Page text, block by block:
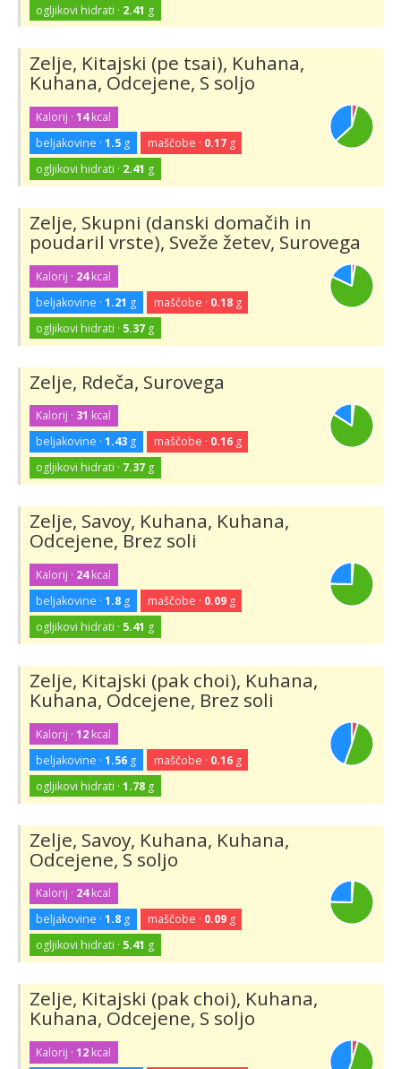
ogljikovi hidrati · 2.41 g
Zelje, Kitajski (pe tsai), Kuhana,
Kuhana, Odcejene, S soljo
Kalorij ·14kcal
beljakovine ·1.5 g maščobe · 0.17g
ogljikovi hidrati · 2.41 g
Zelje, Skupni (danski domačih in
poudaril vrste), Sveže žetev, Surovega
Kalorij · 24kcal
beljakovine ·1.21 g maščobe · 0.18g
ogljikovi hidrati · 5.37 g
Zelje, Rdeča, Surovega
Kalorij · 31 kcal
beljakovine ·1.43 g maščobe · 0.16g
ogljikovi hidrati · 7.37 g
Zelje, Savoy, Kuhana, Kuhana,
Odcejene, Brez soli
Kalorij · 24kcal
beljakovine ·1.8 g maščobe · 0.09g
ogljikovi hidrati · 5.41 g
Zelje, Kitajski (pak choi), Kuhana,
Kuhana, Odcejene, Brez soli
Kalorij ·12 kcal
beljakovine ·1.56 g maščobe · 0.16g
ogljikovi hidrati ·1.78 g
Zelje, Savoy, Kuhana, Kuhana,
Odcejene, S soljo
Kalorij · 24kcal
beljakovine ·1.8 g maščobe · 0.09g
ogljikovi hidrati · 5.41 g
Zelje, Kitajski (pak choi), Kuhana,
Kuhana, Odcejene, S soljo
Kalorij ·12 kcal